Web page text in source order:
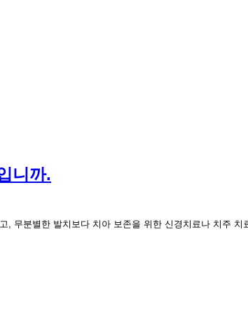
니까.
무분별한 발치보다 치아 보존을 위한 신경치료나 치주